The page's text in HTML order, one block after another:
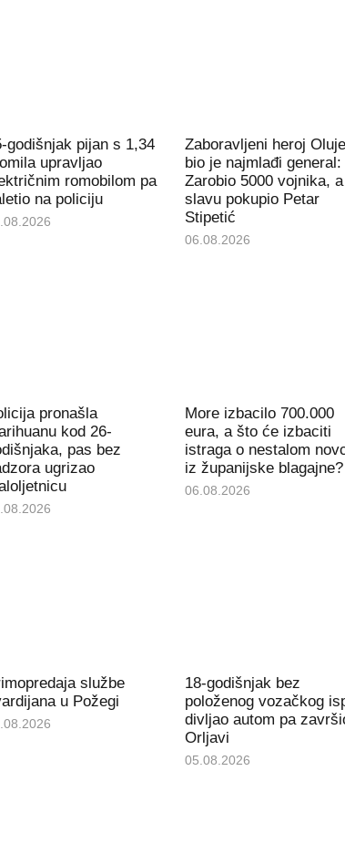
godišnjak pijan s 1,34
upravljao
romobilom pa
na policiju
Zaboravljeni heroj Oluje
bio je najmlađi general:
Zarobio 5000 vojnika, a
slavu pokupio Petar
Stipetić
06.08.2026
pronašla
kod 26-
pas bez
ugrizao
More izbacilo 700.000
eura, a što će izbaciti
istraga o nestalom
iz županijske blagajne?
06.08.2026
službe
u Požegi
18-godišnjak bez
položenog vozačkog
divljao autom pa
Orljavi
05.08.2026